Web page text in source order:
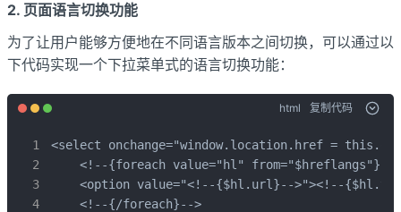
2. 页面语言切换功能
为了让用户能够方便地在不同语言版本之间切换，可以通过以
下代码实现一个下拉菜单式的语言切换功能：
html 复制代码
<select onchange="window.location.href =
    <!--{foreach value="hl" from="$hreflangs"}-->
<option value="<!--{$hl.url}-->"><!--
    <!--{/foreach}-->